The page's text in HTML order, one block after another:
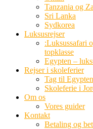
Tanzania og
Sri Lanka
Sydkorea
Luksusrejser
:Luksussafari
topklasse
Egypten –
Rejser i skoleferier
Tag til
Skoleferie i
Om os
Vores guider
Kontakt
Betaling og